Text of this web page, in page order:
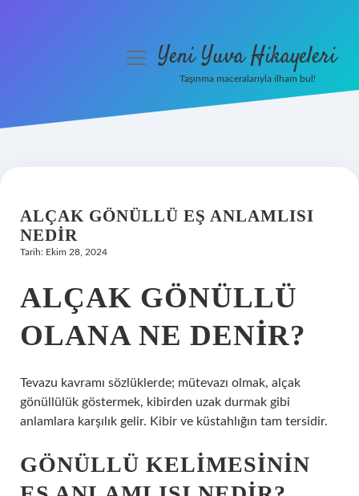
Hakkımızda
menüyüYeni Yuva Hikayeleri
Taşınma maceralarıyla ilham bul!
ALÇAK GÖNÜLLÜ EŞ ANLAMLISI
NEDIR
Tarih: Ekim 28, 2024
ALÇAK GÖNÜLLÜ
OLANA NE DENIR?
Tevazu kavramı sözlüklerde; mütevazı olmak, alçak
gönüllülük göstermek, kibirden uzak durmak gibi
anlamlara karşılık gelir. Kibir ve küstahlığın tam tersidir.
GÖNÜLLÜ KELIMESININ